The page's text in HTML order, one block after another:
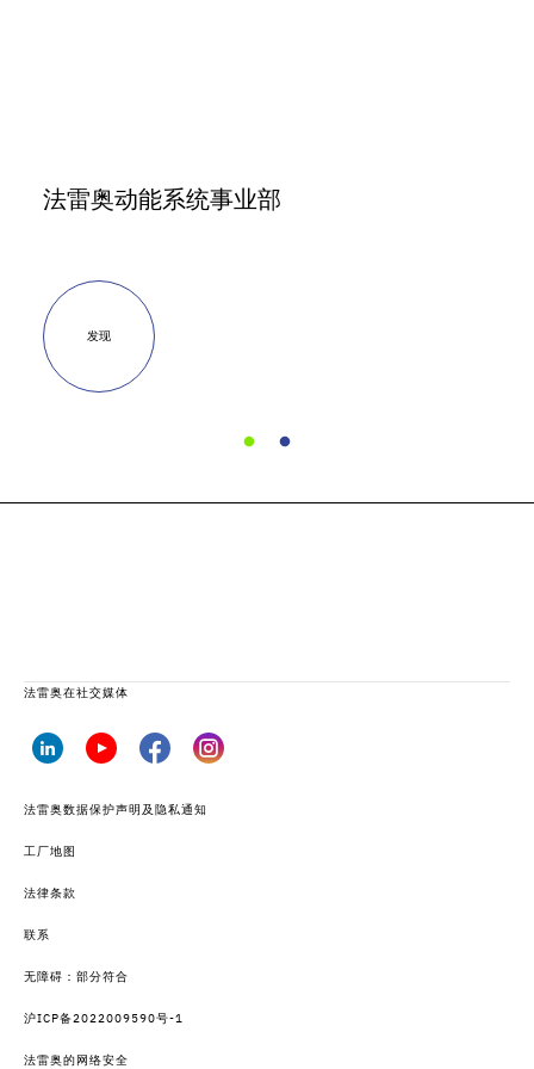
法雷奥动能系统事业部
发现
法雷奥在社交媒体
法雷奥数据保护声明及隐私通知
工厂地图
法律条款
联系
无障碍：部分符合
沪ICP备2022009590号-1
法雷奥的网络安全